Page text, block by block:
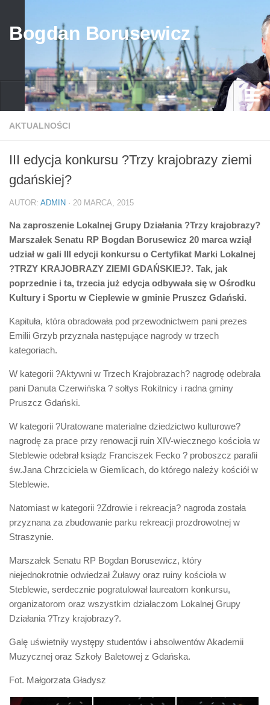
Bogdan Borusewicz
Aktualności
przed 1989
po 1989
Media
Galeria
Życiorys
Biuro Senatorskie
Polecane
Senat
Platforma Obywatelska
Fundacja Batorego
AKTUALNOŚCI
III edycja konkursu ?Trzy krajobrazy ziemi
gdańskiej?
AUTOR: ADMIN · 20 MARCA, 2015
Na zaproszenie Lokalnej Grupy Działania ?Trzy krajobrazy?
Marszałek Senatu RP Bogdan Borusewicz 20 marca wziął
udział w gali III edycji konkursu o Certyfikat Marki Lokalnej
?TRZY KRAJOBRAZY ZIEMI GDAŃSKIEJ?. Tak, jak
poprzednie i ta, trzecia już edycja odbywała się w Ośrodku
Kultury i Sportu w Cieplewie w gminie Pruszcz Gdański.
Kapituła, która obradowała pod przewodnictwem pani prezes
Emilii Grzyb przyznała następujące nagrody w trzech
kategoriach.
W kategorii ?Aktywni w Trzech Krajobrazach? nagrodę odebrała
pani Danuta Czerwińska ? sołtys Rokitnicy i radna gminy
Pruszcz Gdański.
W kategorii ?Uratowane materialne dziedzictwo kulturowe?
nagrodę za prace przy renowacji ruin XIV-wiecznego kościoła w
Steblewie odebrał ksiądz Franciszek Fecko ? proboszcz parafii
św.Jana Chrzciciela w Giemlicach, do którego należy kościół w
Steblewie.
Natomiast w kategorii ?Zdrowie i rekreacja? nagroda została
przyznana za zbudowanie parku rekreacji prozdrowotnej w
Straszynie.
Marszałek Senatu RP Bogdan Borusewicz, który
niejednokrotnie odwiedzał Żuławy oraz ruiny kościoła w
Steblewie, serdecznie pogratulował laureatom konkursu,
organizatorom oraz wszystkim działaczom Lokalnej Grupy
Działania ?Trzy krajobrazy?.
Galę uświetniły występy studentów i absolwentów Akademii
Muzycznej oraz Szkoły Baletowej z Gdańska.
Fot. Małgorzata Gładysz